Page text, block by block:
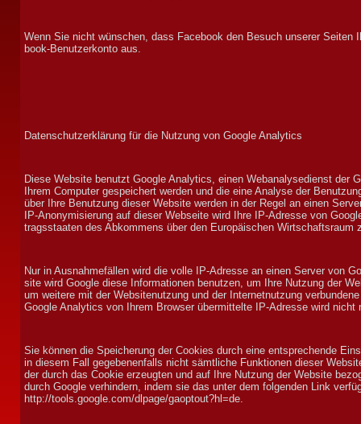
Wenn Sie nicht wün­schen, dass Face­book den Besuch unserer
book-Benut­zer­kon­to aus.
Datenschutzerklärung für die Nutzung von Google Analytics
Diese Web­site benutzt Google Analy­tics, einen Web­analyse­dienst
Ihrem Com­pu­ter ge­speichert wer­den und die eine Analyse der
über Ihre Be­nutz­ung dieser Web­site wer­den in der Regel an einen
IP-Anony­mi­sier­ung auf dieser Web­seite wird Ihre IP-Adres­se von
trags­staaten des Ab­kom­mens über den Euro­päischen Wirt­schafts­raum
Nur in Aus­nahme­fäl­len wird die vol­le IP-Adresse an einen Ser­ver von
site wird Google diese In­for­ma­tionen benut­zen, um Ihre Nutz­ung der
um weitere mit der Web­site­nutz­ung und der In­ter­net­nutz­ung
Google Analy­tics von Ihrem Browser über­mittel­te IP-Adresse wird
Sie kön­nen die Speicher­ung der Cookies durch eine ent­sprechen­de
in diesem Fall ge­gebenen­falls nicht sämt­liche Funk­tionen dieser
der durch das Cookie er­zeug­ten und auf Ihre Nutz­ung der Web­site
durch Google ver­hin­dern, in­dem sie das unter dem fol­gen­den Link
http://tools.google.com/dlpage/gaoptout?hl=de.